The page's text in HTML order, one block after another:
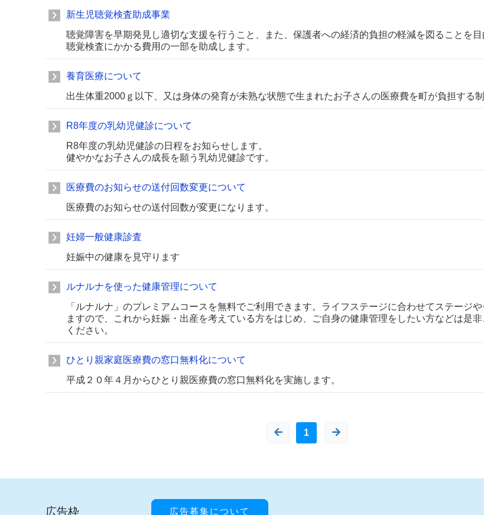
新生児聴覚検査助成事業
聴覚障害を早期発見し適切な支援を行うこと、また、保護者への経済的負担の軽減を図ることを
聴覚検査にかかる費用の一部を助成します。
養育医療について
出生体重2000ｇ以下、又は身体の発育が未熟な状態で生まれたお子さんの医療費を町が負担する制
R8年度の乳幼児健診について
R8年度の乳幼児健診の日程をお知らせします。
健やかなお子さんの成長を願う乳幼児健診です。
医療費のお知らせの送付回数変更について
医療費のお知らせの送付回数が変更になります。
妊婦一般健康診査
妊娠中の健康を見守ります
ルナルナを使った健康管理について
「ルナルナ」のプレミアムコースを無料でご利用できます。ライフステージに合わせてステージ
ますので、これから妊娠・出産を考えている方をはじめ、ご自身の健康管理をしたい方などは是
ください。
ひとり親家庭医療費の窓口無料化について
平成２０年４月からひとり親医療費の窓口無料化を実施します。
1
広告枠 広告募集について